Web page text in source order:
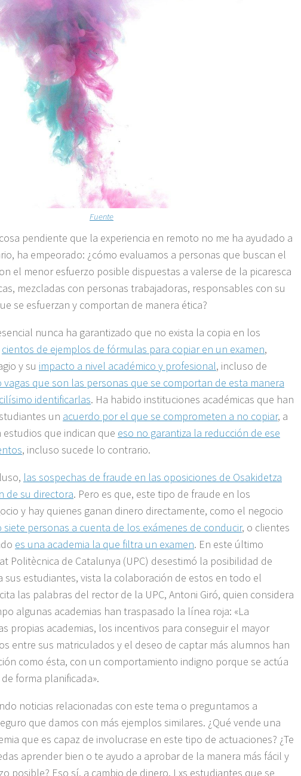
Fuente
pendiente que la experiencia en remoto no me ha ayudado a
ha empeorado: ¿cómo evaluamos a personas que buscan el
el menor esfuerzo posible dispuestas a valerse de la picaresca
mezcladas con personas trabajadoras, responsables con su
se esfuerzan y comportan de manera ética?
nunca ha garantizado que no exista la copia en los
cientos de ejemplos de fórmulas para copiar en un examen,
y su impacto a nivel académico y profesional, incluso de
vagas que son las personas que se comportan de esta manera
identificarlas. Ha habido instituciones académicas que han
un acuerdo por el que se comprometen a no copiar, a
estudios que indican que eso no garantiza la reducción de ese
, incluso sucede lo contrario.
las sospechas de fraude en las oposiciones de Osakidetza
de su directora. Pero es que, este tipo de fraude en los
y hay quienes ganan dinero directamente, como el negocio
personas a cuenta de los exámenes de conducir, o clientes
es una academia la que filtra un examen. En este último
Politècnica de Catalunya (UPC) desestimó la posibilidad de
sus estudiantes, vista la colaboración de estos en todo el
las palabras del rector de la UPC, Antoni Giró, quien considera
algunas academias han traspasado la línea roja: «La
propias academias, los incentivos para conseguir el mayor
entre sus matriculados y el deseo de captar más alumnos han
como ésta, con un comportamiento indigno porque se actúa
forma planificada».
noticias relacionadas con este tema o preguntamos a
que damos con más ejemplos similares. ¿Qué vende una
que es capaz de involucrase en este tipo de actuaciones? ¿Te
aprender bien o te ayudo a aprobar de la manera más fácil y
posible? Eso sí, a cambio de dinero. Lxs estudiantes que se